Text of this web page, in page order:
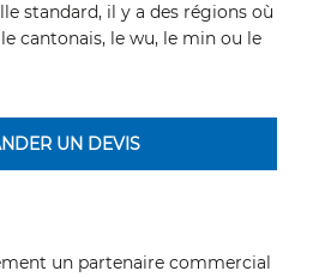
standard, il y a des régions où
cantonais, le wu, le min ou le
UN DEVIS
un partenaire commercial